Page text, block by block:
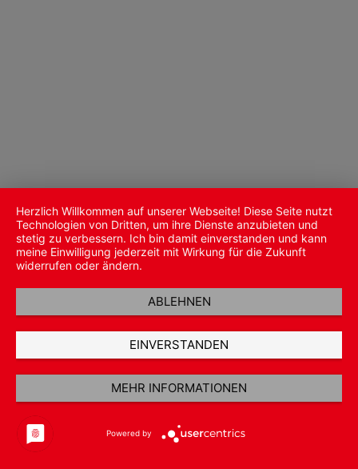
Herzlich Willkommen auf unserer Webseite! Diese Seite nutzt
Technologien von Dritten, um ihre Dienste anzubieten und
stetig zu verbessern. Ich bin damit einverstanden und kann
meine Einwilligung jederzeit mit Wirkung für die Zukunft
widerrufen oder ändern.
ABLEHNEN
EINVERSTANDEN
MEHR INFORMATIONEN
Powered by